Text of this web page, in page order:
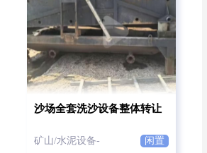
沙场全套洗沙设备整体转让
矿山/水泥设备- 闲置